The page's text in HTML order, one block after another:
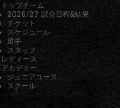
トップチーム
2026/27 試合日程&結果
チケット
スケジュール
選手
スタッフ
レディース
アカデミー
ジュニアユース
スクール